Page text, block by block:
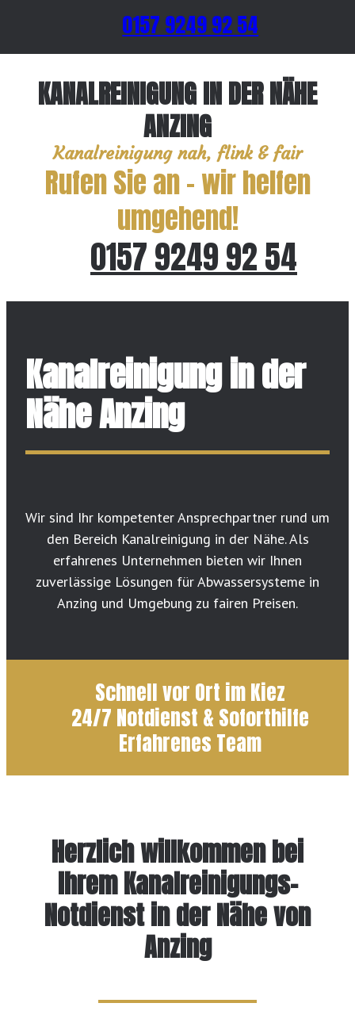
0157 9249 92 54
KANALREINIGUNG IN DER NÄHE
ANZING
Kanalreinigung nah, flink & fair
Rufen Sie an – wir helfen
umgehend!
0157 9249 92 54
Kanalreinigung in der
Nähe Anzing
Wir sind Ihr kompetenter Ansprechpartner rund um
den Bereich Kanalreinigung in der Nähe. Als
erfahrenes Unternehmen bieten wir Ihnen
zuverlässige Lösungen für Abwassersysteme in
Anzing und Umgebung zu fairen Preisen.
Schnell vor Ort im Kiez
24/7 Notdienst & Soforthilfe
Erfahrenes Team
Herzlich willkommen bei
Ihrem Kanalreinigungs-
Notdienst in der Nähe von
Anzing